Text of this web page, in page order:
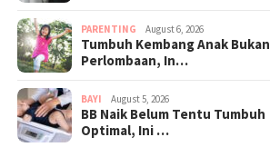
PARENTING August 6, 2026
Tumbuh Kembang Anak Bukan
Perlombaan, In…
BAYI August 5, 2026
BB Naik Belum Tentu Tumbuh
Optimal, Ini …